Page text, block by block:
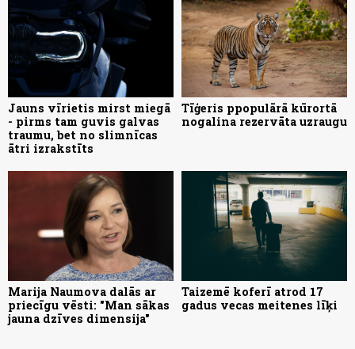
Jauns vīrietis mirst miegā
- pirms tam guvis galvas
traumu, bet no slimnīcas
ātri izrakstīts
Tīģeris ppopulārā kūrortā
nogalina rezervāta uzraugu
Marija Naumova dalās ar
priecīgu vēsti: "Man sākas
jauna dzīves dimensija"
Taizemē koferī atrod 17
gadus vecas meitenes līķi